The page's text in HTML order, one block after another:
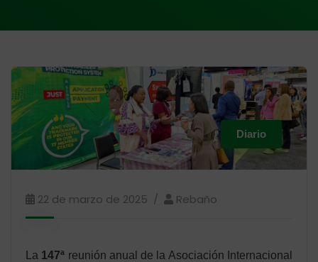
Diario
22 de marzo de 2025 Rebaño
La 147ª reunión anual de la Asociación Internacional